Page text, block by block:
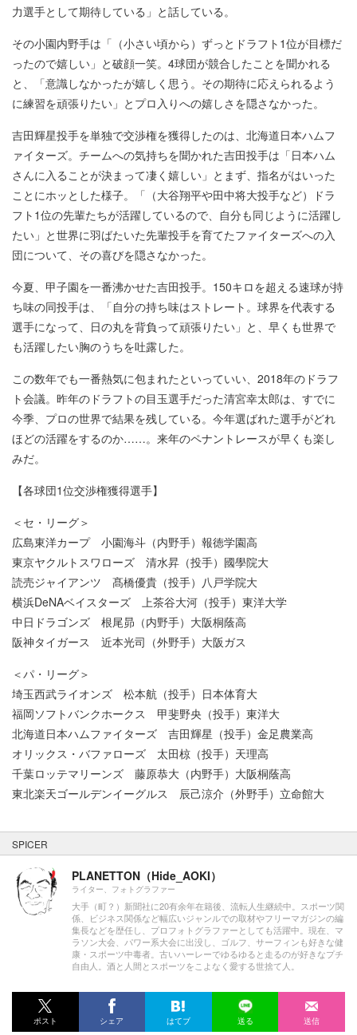
力選手として期待している」と話している。
その小園内野手は「（小さい頃から）ずっとドラフト1位が目標だ
ったので嬉しい」と破顔一笑。4球団が競合したことを聞かれる
と、「意識しなかったが嬉しく思う。その期待に応えられるよう
に練習を頑張りたい」とプロ入りへの嬉しさを隠さなかった。
吉田輝星投手を単独で交渉権を獲得したのは、北海道日本ハムフ
ァイターズ。チームへの気持ちを聞かれた吉田投手は「日本ハム
さんに入ることが決まって凄く嬉しい」とまず、指名がはいった
ことにホッとした様子。「（大谷翔平や田中将大投手など）ドラ
フト1位の先輩たちが活躍しているので、自分も同じように活躍し
たい」と世界に羽ばたいた先輩投手を育てたファイターズへの入
団について、その喜びを隠さなかった。
今夏、甲子園を一番沸かせた吉田投手。150キロを超える速球が持
ち味の同投手は、「自分の持ち味はストレート。球界を代表する
選手になって、日の丸を背負って頑張りたい」と、早くも世界で
も活躍したい胸のうちを吐露した。
この数年でも一番熱気に包まれたといっていい、2018年のドラフ
ト会議。昨年のドラフトの目玉選手だった清宮幸太郎は、すでに
今季、プロの世界で結果を残している。今年選ばれた選手がどれ
ほどの活躍をするのか……。来年のペナントレースが早くも楽し
みだ。
【各球団1位交渉権獲得選手】
＜セ・リーグ＞
広島東洋カープ 小園海斗（内野手）報徳学園高
東京ヤクルトスワローズ 清水昇（投手）國學院大
読売ジャイアンツ 髙橋優貴（投手）八戸学院大
横浜DeNAベイスターズ 上茶谷大河（投手）東洋大学
中日ドラゴンズ 根尾昴（内野手）大阪桐蔭高
阪神タイガース 近本光司（外野手）大阪ガス
＜パ・リーグ＞
埼玉西武ライオンズ 松本航（投手）日本体育大
福岡ソフトバンクホークス 甲斐野央（投手）東洋大
北海道日本ハムファイターズ 吉田輝星（投手）金足農業高
オリックス・バファローズ 太田椋（投手）天理高
千葉ロッテマリーンズ 藤原恭大（内野手）大阪桐蔭高
東北楽天ゴールデンイーグルス 辰己涼介（外野手）立命館大
SPICER
PLANETTON（Hide_AOKI）
ライター、フォトグラファー
大手（町？）新聞社に20有余年在籍後、流転人生継続中。スポーツ関
係、ビジネス関係など幅広いジャンルでの取材やフリーマガジンの編
集長などを歴任し、プロフォトグラファーとしても活躍中。現在、マ
ラソン大会、パワー系大会に出没し、ゴルフ、サーフィンも好きな健
康・スポーツ中毒者。古いハーレーでゆるゆると走るのが好きなプチ
自由人。酒と人間とスポーツをこよなく愛する世捨て人。
ポスト シェア はてブ 送る 送信